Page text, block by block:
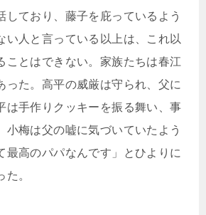
しており、藤子を庇っているよう
い人と言っている以上は、これ以
ことはできない。家族たちは春江
った。高平の威厳は守られ、父に
は手作りクッキーを振る舞い、事
小梅は父の嘘に気づいていたよう
最高のパパなんです」とひよりに
。